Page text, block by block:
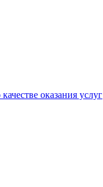
оказания услуг